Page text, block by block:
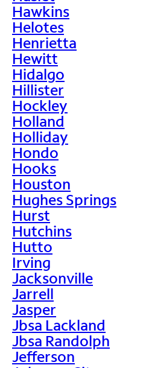
Hawkins
Helotes
Henrietta
Hewitt
Hidalgo
Hillister
Hockley
Holland
Holliday
Hondo
Hooks
Houston
Hughes Springs
Hurst
Hutchins
Hutto
Irving
Jacksonville
Jarrell
Jasper
Jbsa Lackland
Jbsa Randolph
Jefferson